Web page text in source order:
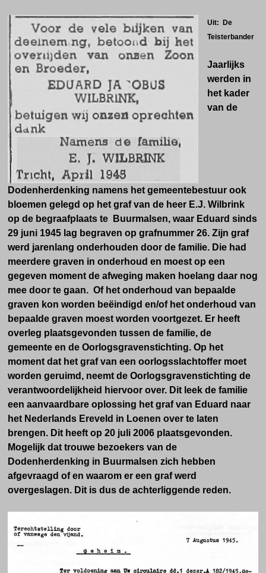
Uit: De
Teisterbander
Jaarlijks
werden in
het kader
van de
Dodenherdenking namens het gemeentebestuur ook
bloemen gelegd op het graf van de heer E.J. Wilbrink
op de begraafplaats te Buurmalsen, waar Eduard sinds
29 juni 1945 lag begraven op grafnummer 26. Zijn graf
werd jarenlang onderhouden door de familie. Die had
meerdere graven in onderhoud en moest op een
gegeven moment de afweging maken hoelang daar nog
mee door te gaan. Of het onderhoud van bepaalde
graven kon worden beëindigd en/of het onderhoud van
bepaalde graven moest worden voortgezet. Er heeft
overleg plaatsgevonden tussen de familie, de
gemeente en de Oorlogsgravenstichting. Op het
moment dat het graf van een oorlogsslachtoffer moet
worden geruimd, neemt de Oorlogsgravenstichting de
verantwoordelijkheid hiervoor over. Dit leek de familie
een aanvaardbare oplossing het graf van Eduard naar
het Nederlands Ereveld in Loenen over te laten
brengen. Dit heeft op 20 juli 2006 plaatsgevonden.
Mogelijk dat trouwe bezoekers van de
Dodenherdenking in Buurmalsen zich hebben
afgevraagd of en waarom er een grafwerd
overgeslagen. Dit is dus de achterliggende reden.